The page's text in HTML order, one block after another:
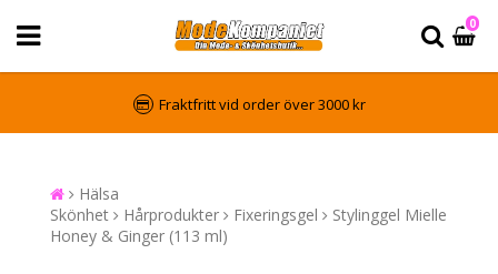
0
Fraktfritt vid order över 3000 kr
Hälsa
Skönhet
Hårprodukter Fixeringsgel
Stylinggel Mielle
Honey & Ginger (113 ml)